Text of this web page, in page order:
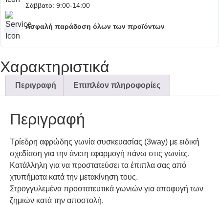
Σάββατο: 9:00-14:00
Ασφαλή παράδοση όλων των προϊόντων
Χαρακτηριστικά
Περιγραφή Επιπλέον πληροφορίες
Περιγραφή
Τρίεδρη αφρώδης γωνία συσκευασίας (3way) με ειδική
σχεδίαση για την άνετη εφαρμογή πάνω στις γωνίες.
Κατάλληλη για να προστατεύσει τα έπιπλα σας από
χτυπήματα κατά την μετακίνηση τους.
Στρογγυλεμένα προστατευτικά γωνιών για αποφυγή των
ζημιών κατά την αποστολή.